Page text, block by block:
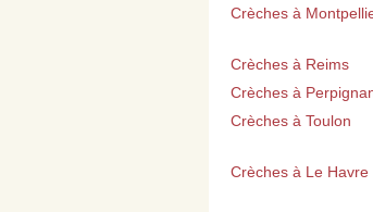
Crèches à
Crèches à Reims
Crèches à
Crèches à Toulon
Crèches à Le Havre